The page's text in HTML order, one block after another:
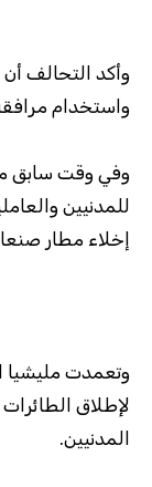
وأكد التحالف
واستخدام
وفي وقت سابق
للمدنيين
إخلاء مطار
وتعمدت مليشيا
لإطلاق
المدنيين.